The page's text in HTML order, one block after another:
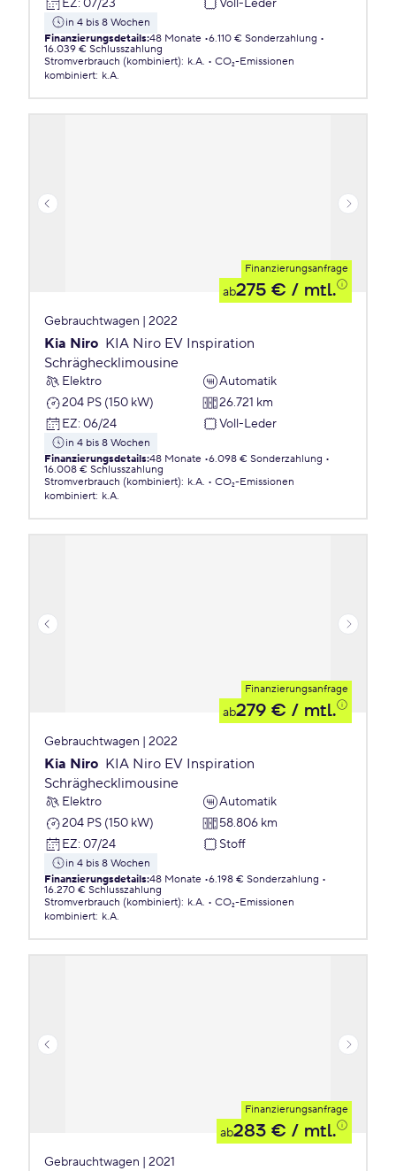
in 4 bis 8 Wochen
Finanzierungsdetails:48 Monate 6.110 € Sonderzahlung
16.039 € Schlusszahlung
Stromverbrauch (kombiniert): k.A.
CO₂-Emissionen
kombiniert: k.A.
Finanzierungsanfrage
ab275 € / mtl.
Gebrauchtwagen | 2022
Kia Niro KIA Niro EV Inspiration
Schräghecklimousine
Elektro
Automatik
204 PS (150 kW)
26.721 km
EZ: 06/24 Voll-Leder
in 4 bis 8 Wochen
Finanzierungsdetails:48 Monate 6.098 € Sonderzahlung
16.008 € Schlusszahlung
Stromverbrauch (kombiniert): k.A.
CO₂-Emissionen
kombiniert: k.A.
Finanzierungsanfrage
ab279 € / mtl.
Gebrauchtwagen | 2022
Kia Niro KIA Niro EV Inspiration
Schräghecklimousine
Elektro
Automatik
204 PS (150 kW)
58.806 km
EZ: 07/24 Stoff
in 4 bis 8 Wochen
Finanzierungsdetails:48 Monate 6.198 € Sonderzahlung
16.270 € Schlusszahlung
Stromverbrauch (kombiniert): k.A.
CO₂-Emissionen
kombiniert: k.A.
Finanzierungsanfrage
ab283 € / mtl.
Gebrauchtwagen | 2021